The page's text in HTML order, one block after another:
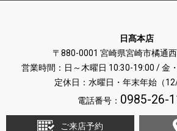
日髙本店
〒880-0001 宮崎県宮崎市橘通
営業時間：日～木曜日 10:30-19:00 / 金
定休日：水曜日・年末年始（
電話番号： 0985-26-
ご来店予約